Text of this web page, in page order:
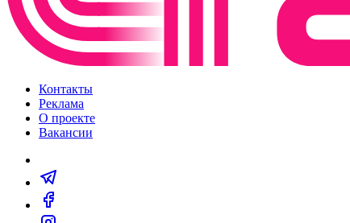
Контакты
Реклама
О проекте
Вакансии